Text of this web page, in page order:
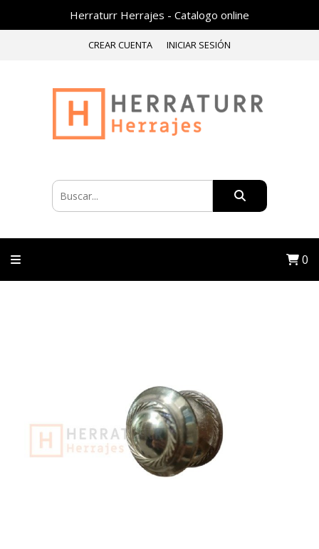
Herraturr Herrajes - Catalogo online
CREAR CUENTA INICIAR SESIÓN
0